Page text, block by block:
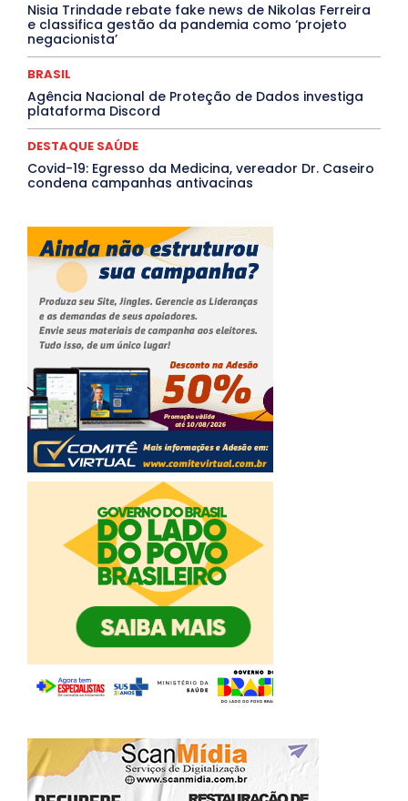
Nisia Trindade rebate fake news de Nikolas Ferreira
e classifica gestão da pandemia como ‘projeto
negacionista’
BRASIL
Agência Nacional de Proteção de Dados investiga
plataforma Discord
DESTAQUE SAÚDE
Covid-19: Egresso da Medicina, vereador Dr. Caseiro
condena campanhas antivacinas